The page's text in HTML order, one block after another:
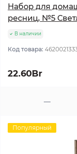
Набор для
ресниц, №5
В наличии
Код товара:
22.60Br
Популярный